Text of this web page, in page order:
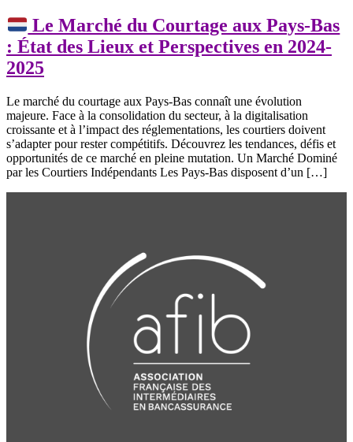
Le Marché du Courtage aux Pays-Bas
: État des Lieux et Perspectives en 2024-
2025
Le marché du courtage aux Pays-Bas connaît une évolution
majeure. Face à la consolidation du secteur, à la digitalisation
croissante et à l’impact des réglementations, les courtiers doivent
s’adapter pour rester compétitifs. Découvrez les tendances, défis et
opportunités de ce marché en pleine mutation. Un Marché Dominé
par les Courtiers Indépendants Les Pays-Bas disposent d’un […]